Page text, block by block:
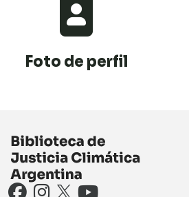
Foto de perfil